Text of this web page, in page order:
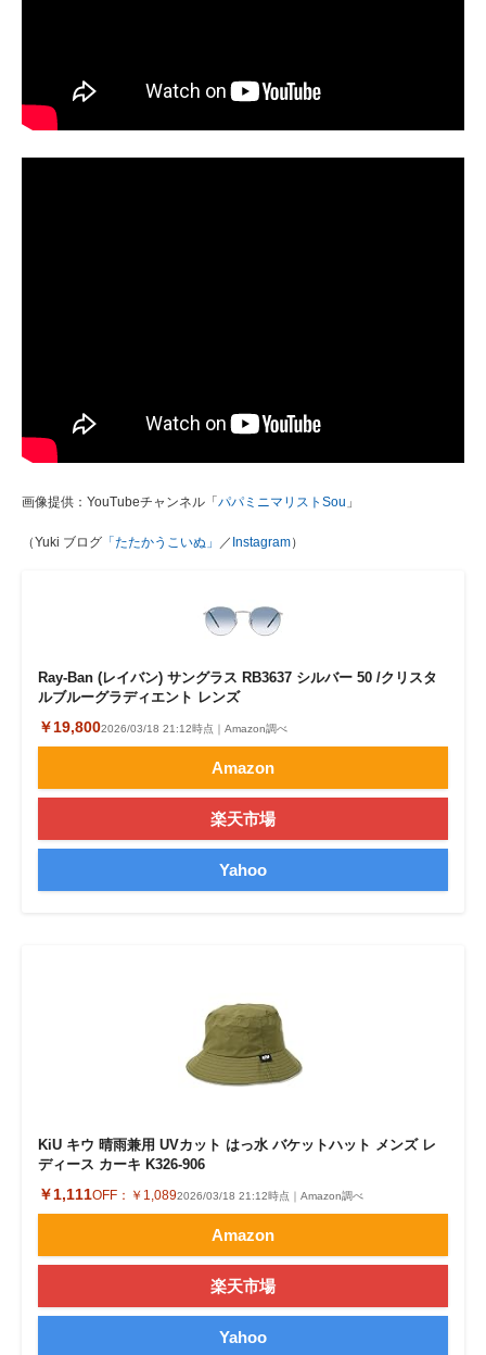
画像提供：YouTubeチャンネル「 パパミニマリストSou 」
（Yuki ブログ 「たたかうこいぬ」 ／ Instagram）
Ray-Ban (レイバン) サングラス RB3637 シルバー 50 /クリスタ
ルブルーグラディエント レンズ
￥19,8002026/03/18 21:12時点｜Amazon調べ
Amazon
楽天市場
Yahoo
KiU キウ 晴雨兼用 UVカット はっ水 バケットハット メンズ レ
ディース カーキ K326-906
￥1,111OFF： ￥1,0892026/03/18 21:12時点｜Amazon調べ
Amazon
楽天市場
Yahoo